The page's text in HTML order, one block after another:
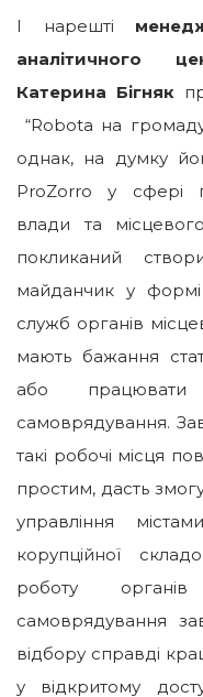
І нарешті
аналітичного
Катерина Бігняк
“Robota на
однак, на думку
ProZorro у сфері
влади та
покликаний
майданчик у
служб органів
мають бажання
або
самоврядування.
такі робочі місця
простим, дасть
управління
корупційної
роботу
самоврядування
відбору справді
у відкритому